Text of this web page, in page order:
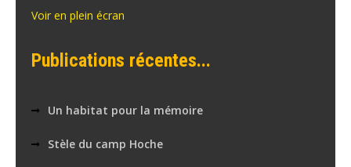
Voir en plein écran
Publications récentes...
Un habitat pour la mémoire
Stèle du camp Hoche